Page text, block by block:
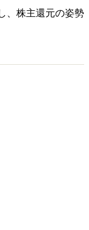
、株主還元の姿勢